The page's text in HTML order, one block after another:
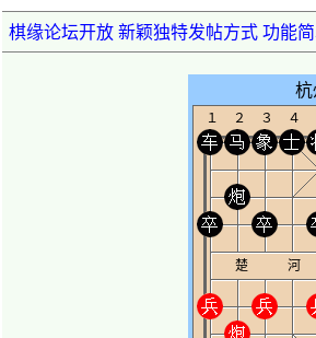
棋缘论坛开放 新颖独特发帖方式 功能